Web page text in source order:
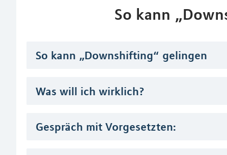
So kann
So kann „Downshifting“ gelingen
Was will ich wirklich?
Gespräch mit Vorgesetzten: